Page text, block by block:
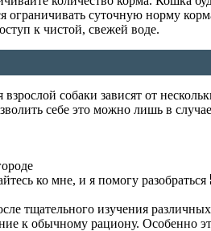
ограничивать суточную норму
к чистой, свежей воде.
собаки зависят от
себе это можно лишь в
ко мне, и я помогу разобраться
тщательного изучения
к обычному рациону. Особенно